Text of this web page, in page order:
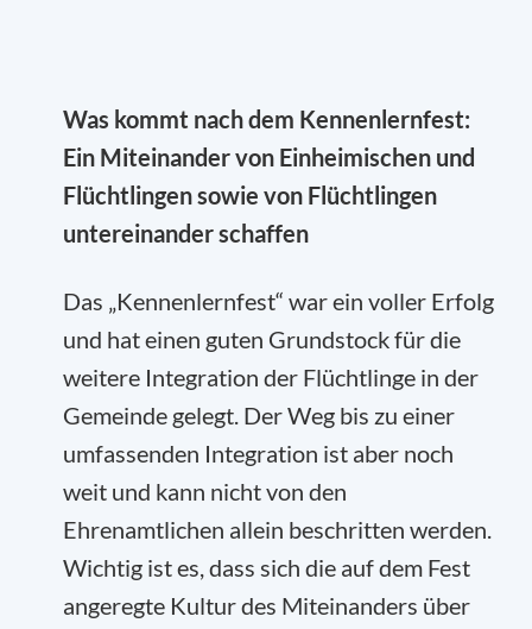
Was kommt nach dem Kennenlernfest:
Ein Miteinander von Einheimischen und
Flüchtlingen sowie von Flüchtlingen
untereinander schaffen
Das „Kennenlernfest“ war ein voller Erfolg
und hat einen guten Grundstock für die
weitere Integration der Flüchtlinge in der
Gemeinde gelegt. Der Weg bis zu einer
umfassenden Integration ist aber noch
weit und kann nicht von den
Ehrenamtlichen allein beschritten werden.
Wichtig ist es, dass sich die auf dem Fest
angeregte Kultur des Miteinanders über